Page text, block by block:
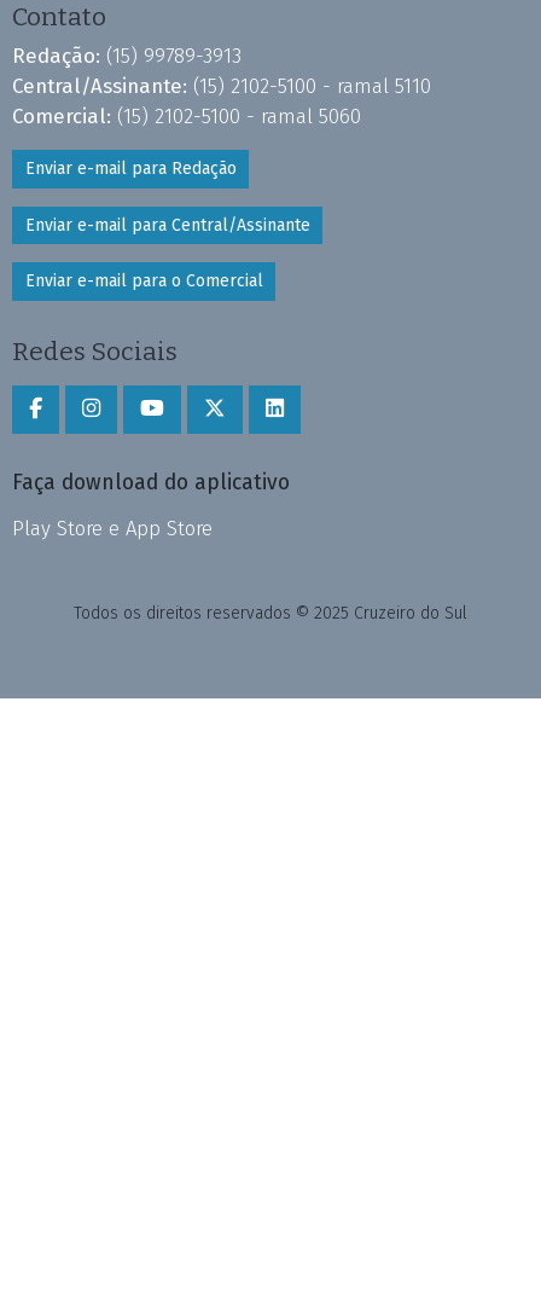
Contato
Redação: (15) 99789-3913
Central/Assinante: (15) 2102-5100 - ramal 5110
Comercial: (15) 2102-5100 - ramal 5060
Enviar e-mail para Redação
Enviar e-mail para Central/Assinante
Enviar e-mail para o Comercial
Redes Sociais
Faça download do aplicativo
Play Store e App Store
Todos os direitos reservados © 2025 Cruzeiro do Sul